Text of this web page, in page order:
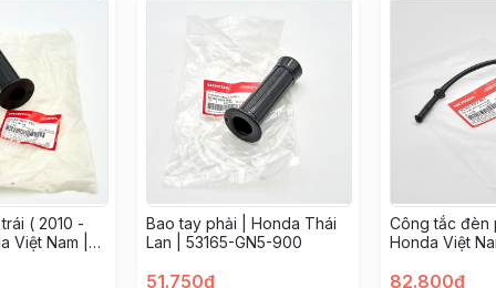
có đặc điểm là rất nhẹ. Ngoài ra, tay nắm xe Dream cũng có
sản phẩm là đen nhám. Sản phẩm có chất lượng cao, hỗ trợ
giác thoải mái cho người dùng. Người lái sẽ cảm thấy dễ
top đầu. Bạn dùng 10 năm cũng không hỏng.
lái xe của bạn an toàn, thoải mái hơn.
là 40.000vnđ/bộ.
( 2010 -
Việt Nam |
Bao tay phải | Honda Thái
Lan | 53165-GN5-900
51.750đ
Công tắc đèn
Honda Việt
82.800đ